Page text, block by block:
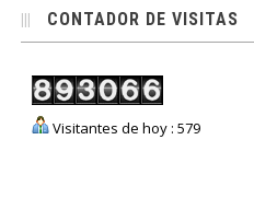
CONTADOR DE VISITAS
Visitantes de hoy : 579